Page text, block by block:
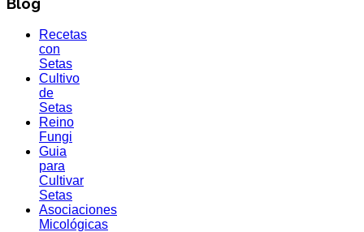
Recetas
con
Setas
Cultivo
de
Setas
Reino
Fungi
Guia
para
Cultivar
Setas
Asociaciones
Micológicas